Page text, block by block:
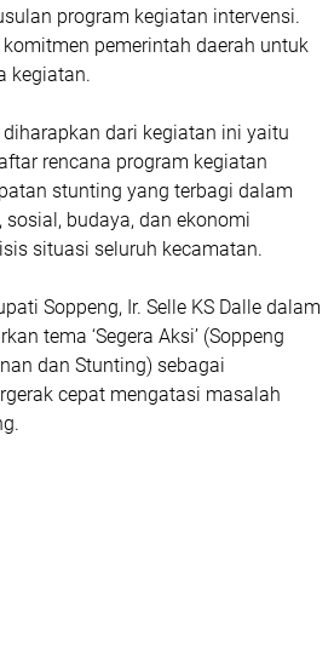
program kegiatan intervensi.
pemerintah daerah untuk
kegiatan.
dari kegiatan ini yaitu
rencana program kegiatan
stunting yang terbagi dalam
budaya, dan ekonomi
situasi seluruh kecamatan.
Soppeng, Ir. Selle KS Dalle dalam
tema ‘Segera Aksi’ (Soppeng
dan Stunting) sebagai
cepat mengatasi masalah